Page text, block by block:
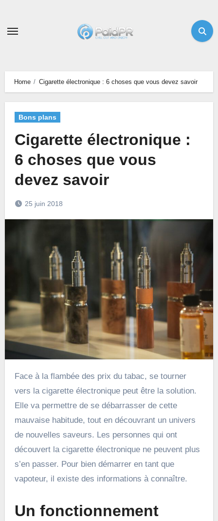
content
Home Cigarette électronique : 6 choses que vous devez savoir
Bons plans
Cigarette électronique :
6 choses que vous
devez savoir
25 juin 2018
Face à la flambée des prix du tabac, se tourner
vers la cigarette électronique peut être la solution.
Elle va permettre de se débarrasser de cette
mauvaise habitude, tout en découvrant un univers
de nouvelles saveurs. Les personnes qui ont
découvert la cigarette électronique ne peuvent plus
s’en passer. Pour bien démarrer en tant que
vapoteur, il existe des informations à connaître.
Un fonctionnement